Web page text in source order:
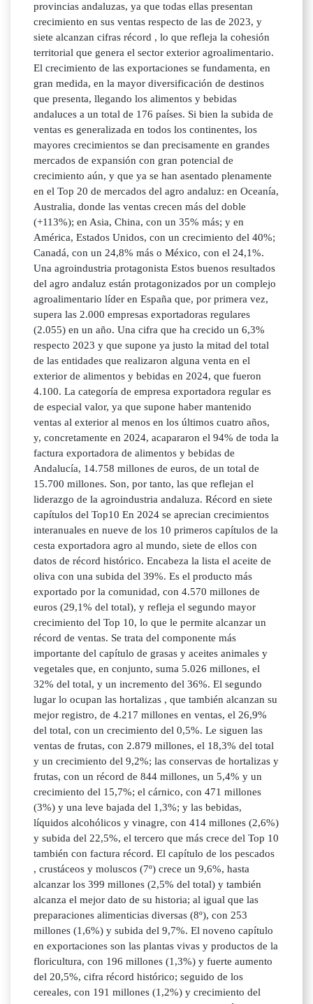
provincias andaluzas, ya que todas ellas presentan
crecimiento en sus ventas respecto de las de 2023, y
siete alcanzan cifras récord , lo que refleja la cohesión
territorial que genera el sector exterior agroalimentario.
El crecimiento de las exportaciones se fundamenta, en
gran medida, en la mayor diversificación de destinos
que presenta, llegando los alimentos y bebidas
andaluces a un total de 176 países. Si bien la subida de
ventas es generalizada en todos los continentes, los
mayores crecimientos se dan precisamente en grandes
mercados de expansión con gran potencial de
crecimiento aún, y que ya se han asentado plenamente
en el Top 20 de mercados del agro andaluz: en Oceanía,
Australia, donde las ventas crecen más del doble
(+113%); en Asia, China, con un 35% más; y en
América, Estados Unidos, con un crecimiento del 40%;
Canadá, con un 24,8% más o México, con el 24,1%.
Una agroindustria protagonista Estos buenos resultados
del agro andaluz están protagonizados por un complejo
agroalimentario líder en España que, por primera vez,
supera las 2.000 empresas exportadoras regulares
(2.055) en un año. Una cifra que ha crecido un 6,3%
respecto 2023 y que supone ya justo la mitad del total
de las entidades que realizaron alguna venta en el
exterior de alimentos y bebidas en 2024, que fueron
4.100. La categoría de empresa exportadora regular es
de especial valor, ya que supone haber mantenido
ventas al exterior al menos en los últimos cuatro años,
y, concretamente en 2024, acapararon el 94% de toda la
factura exportadora de alimentos y bebidas de
Andalucía, 14.758 millones de euros, de un total de
15.700 millones. Son, por tanto, las que reflejan el
liderazgo de la agroindustria andaluza. Récord en siete
capítulos del Top10 En 2024 se aprecian crecimientos
interanuales en nueve de los 10 primeros capítulos de la
cesta exportadora agro al mundo, siete de ellos con
datos de récord histórico. Encabeza la lista el aceite de
oliva con una subida del 39%. Es el producto más
exportado por la comunidad, con 4.570 millones de
euros (29,1% del total), y refleja el segundo mayor
crecimiento del Top 10, lo que le permite alcanzar un
récord de ventas. Se trata del componente más
importante del capítulo de grasas y aceites animales y
vegetales que, en conjunto, suma 5.026 millones, el
32% del total, y un incremento del 36%. El segundo
lugar lo ocupan las hortalizas , que también alcanzan su
mejor registro, de 4.217 millones en ventas, el 26,9%
del total, con un crecimiento del 0,5%. Le siguen las
ventas de frutas, con 2.879 millones, el 18,3% del total
y un crecimiento del 9,2%; las conservas de hortalizas y
frutas, con un récord de 844 millones, un 5,4% y un
crecimiento del 15,7%; el cárnico, con 471 millones
(3%) y una leve bajada del 1,3%; y las bebidas,
líquidos alcohólicos y vinagre, con 414 millones (2,6%)
y subida del 22,5%, el tercero que más crece del Top 10
también con factura récord. El capítulo de los pescados
, crustáceos y moluscos (7º) crece un 9,6%, hasta
alcanzar los 399 millones (2,5% del total) y también
alcanza el mejor dato de su historia; al igual que las
preparaciones alimenticias diversas (8º), con 253
millones (1,6%) y subida del 9,7%. El noveno capítulo
en exportaciones son las plantas vivas y productos de la
floricultura, con 196 millones (1,3%) y fuerte aumento
del 20,5%, cifra récord histórico; seguido de los
cereales, con 191 millones (1,2%) y crecimiento del